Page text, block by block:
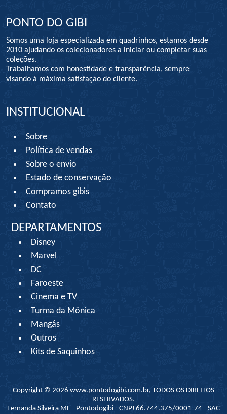
PONTO DO GIBI
Somos uma loja especializada em quadrinhos, estamos desde
2010 ajudando os colecionadores a iniciar ou completar suas
coleções.
Trabalhamos com honestidade e transparência, sempre
visando à máxima satisfação do cliente.
INSTITUCIONAL
Sobre
Política de vendas
Sobre o envio
Estado de conservação
Compramos gibis
Contato
DEPARTAMENTOS
Disney
Marvel
DC
Faroeste
Cinema e TV
Turma da Mônica
Mangás
Outros
Kits de Saquinhos
Copyright © 2026 www.pontodogibi.com.br, TODOS OS DIREITOS
RESERVADOS.
Fernanda Silveira ME - Pontodogibi - CNPJ 66.744.375/0001-74 - SAC